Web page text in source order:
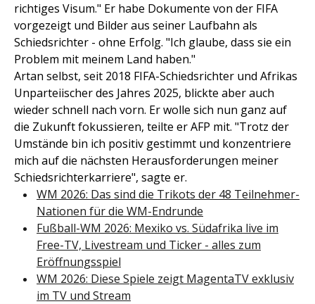
richtiges Visum." Er habe Dokumente von der FIFA
vorgezeigt und Bilder aus seiner Laufbahn als
Schiedsrichter - ohne Erfolg. "Ich glaube, dass sie ein
Problem mit meinem Land haben."
Artan selbst, seit 2018 FIFA-Schiedsrichter und Afrikas
Unparteiischer des Jahres 2025, blickte aber auch
wieder schnell nach vorn. Er wolle sich nun ganz auf
die Zukunft fokussieren, teilte er AFP mit. "Trotz der
Umstände bin ich positiv gestimmt und konzentriere
mich auf die nächsten Herausforderungen meiner
Schiedsrichterkarriere", sagte er.
WM 2026: Das sind die Trikots der 48 Teilnehmer-
Nationen für die WM-Endrunde
Fußball-WM 2026: Mexiko vs. Südafrika live im
Free-TV, Livestream und Ticker - alles zum
Eröffnungsspiel
WM 2026: Diese Spiele zeigt MagentaTV exklusiv
im TV und Stream